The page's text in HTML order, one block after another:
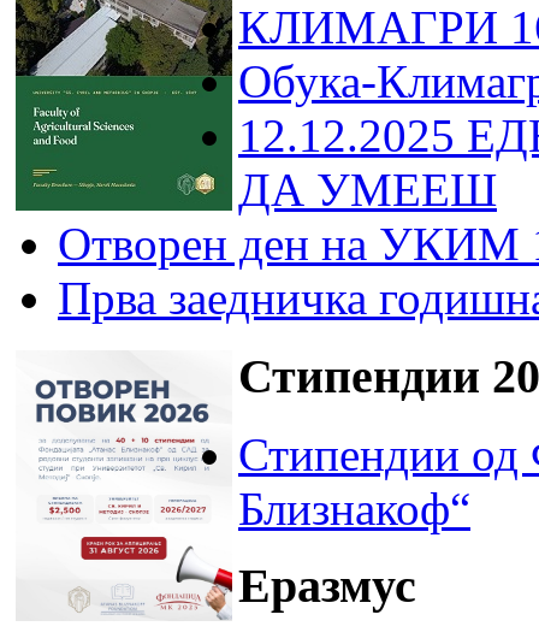
КЛИМАГРИ
Обука-
12.12.2025
ДА УМЕЕШ
Отворен ден на УКИМ
Прва заедничка
Стипендии
Стипендии од
Близнакоф“
Еразмус